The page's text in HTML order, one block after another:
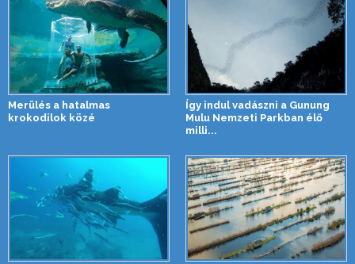
Merülés a hatalmas
krokodilok közé
Így indul vadászni a Gunung
Mulu Nemzeti Parkban élő
milli...